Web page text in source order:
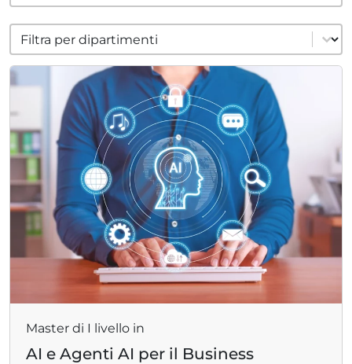
filter cat dipartimenti
Select content
Master di I livello in
AI e Agenti AI per il Business